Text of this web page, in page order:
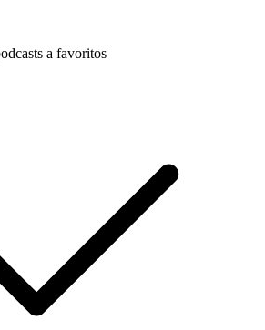
a favoritos